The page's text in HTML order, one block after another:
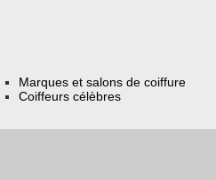
Marques et salons de coiffure
Coiffeurs célèbres